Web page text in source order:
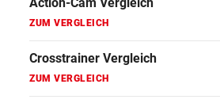
Fahrrad Test
ZUM VERGLEICH
Fahrradanhänger Vergleich
ZUM VERGLEICH